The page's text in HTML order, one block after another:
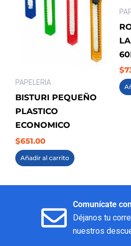
PAPELERIA
BISTURI PEQUEÑO
PLASTICO
ECONOMICO
$651.00
Añadir al carrito
$
Comunícate
Déjanos tu
nuestros